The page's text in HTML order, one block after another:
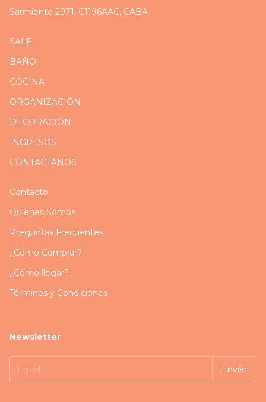
Sarmiento 2971, C1196AAC, CABA
SALE
BAÑO
COCINA
ORGANIZACIÓN
DECORACIÓN
INGRESOS
CONTACTANOS
Contacto
Quienes Somos
Preguntas Frecuentes
¿Cómo Comprar?
¿Cómo llegar?
Términos y Condiciones
Newsletter